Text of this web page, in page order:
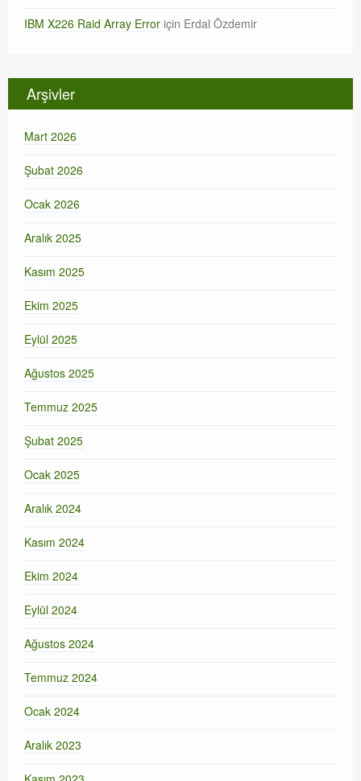
IBM X226 Raid Array Error için Erdal Özdemir
Arşivler
Mart 2026
Şubat 2026
Ocak 2026
Aralık 2025
Kasım 2025
Ekim 2025
Eylül 2025
Ağustos 2025
Temmuz 2025
Şubat 2025
Ocak 2025
Aralık 2024
Kasım 2024
Ekim 2024
Eylül 2024
Ağustos 2024
Temmuz 2024
Ocak 2024
Aralık 2023